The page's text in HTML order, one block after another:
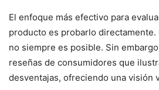
El enfoque más efectivo para
producto es probarlo
no siempre es posible. Sin
reseñas de consumidores que
desventajas, ofreciendo una visión